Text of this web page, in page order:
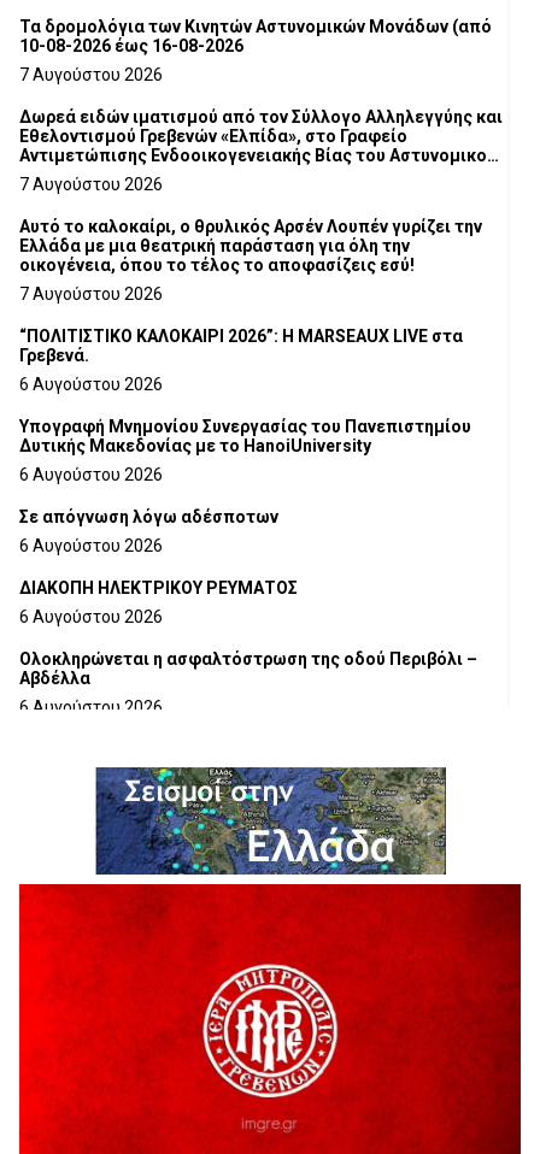
Τα δρομολόγια των Κινητών Αστυνομικών Μονάδων (από
10-08-2026 έως 16-08-2026
7 Αυγούστου 2026
Δωρεά ειδών ιματισμού από τον Σύλλογο Αλληλεγγύης και
Εθελοντισμού Γρεβενών «Ελπίδα», στο Γραφείο
Αντιμετώπισης Ενδοοικογενειακής Βίας του Αστυνομικού
Τμήματος Γρεβενών
7 Αυγούστου 2026
Αυτό το καλοκαίρι, ο θρυλικός Αρσέν Λουπέν γυρίζει την
Ελλάδα με μια θεατρική παράσταση για όλη την
οικογένεια, όπου το τέλος το αποφασίζεις εσύ!
7 Αυγούστου 2026
“ΠΟΛΙΤΙΣΤΙΚΟ ΚΑΛΟΚΑΙΡΙ 2026”: Η MARSEAUX LIVE στα
Γρεβενά.
6 Αυγούστου 2026
Υπογραφή Μνημονίου Συνεργασίας του Πανεπιστημίου
Δυτικής Μακεδονίας με το HanoiUniversity
6 Αυγούστου 2026
Σε απόγνωση λόγω αδέσποτων
6 Αυγούστου 2026
ΔΙΑΚΟΠΗ ΗΛΕΚΤΡΙΚΟΥ ΡΕΥΜΑΤΟΣ
6 Αυγούστου 2026
Ολοκληρώνεται η ασφαλτόστρωση της οδού Περιβόλι –
Αβδέλλα
6 Αυγούστου 2026
5 Αυγούστου 2026
Ο ΑΝΔΡΕΑΣ ΑΣΛΑΝΙΔΗΣ ΣΥΝΕΧΙΖΕΙ ΣΤΟΝ ΠΡΩΤΕΑ
ΓΡΕΒΕΝΩΝ
5 Αυγούστου 2026
Ευχαριστήριο Εκπολιτιστικού Συλλόγου Ταξιάρχη προς κ.
Παρασχάκη Αθανάσιο
Διακοπή υδροδότησης του Α΄ κλάδου ύδρευσης
5 Αυγούστου 2026
Η Marseaux στα Γρεβενά για μια μοναδική συναυλία
Θερινό Σινεμά στο πλαίσιο του «Πολιτιστικού